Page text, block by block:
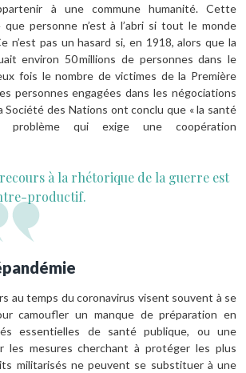
à une commune humanité. Cette
que personne n’est à l’abri si tout le monde
n’est pas un hasard si, en 1918, alors que la
environ 50 millions de personnes dans le
fois le nombre de victimes de la Première
personnes engagées dans les négociations
Société des Nations ont conclu que « la santé
qui exige une coopération
à la rhétorique de la guerre est
productif.
au temps du coronavirus visent souvent à se
camoufler un manque de préparation en
essentielles de santé publique, ou une
les mesures cherchant à protéger les plus
militarisés ne peuvent se substituer à une